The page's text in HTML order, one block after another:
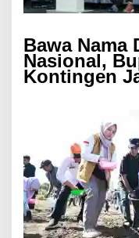
Bawa Nama
Nasional,
Kontingen